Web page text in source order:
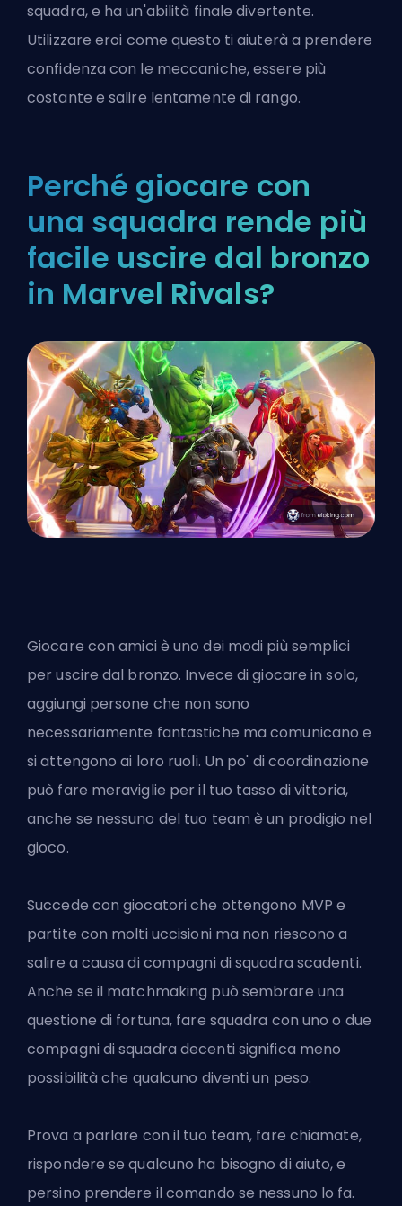
squadra, e ha un'abilità finale divertente.
Utilizzare eroi come questo ti aiuterà a prendere
confidenza con le meccaniche, essere più
costante e salire lentamente di rango.
Perché giocare con
una squadra rende più
facile uscire dal bronzo
in Marvel Rivals?
Giocare con amici è uno dei modi più semplici
per uscire dal bronzo. Invece di giocare in solo,
aggiungi persone che non sono
necessariamente fantastiche ma comunicano e
si attengono ai loro ruoli. Un po' di coordinazione
può fare meraviglie per il tuo tasso di vittoria,
anche se nessuno del tuo team è un prodigio nel
gioco.
Succede con giocatori che ottengono MVP e
partite con molti uccisioni ma non riescono a
salire a causa di compagni di squadra scadenti.
Anche se il matchmaking può sembrare una
questione di fortuna, fare squadra con uno o due
compagni di squadra decenti significa meno
possibilità che qualcuno diventi un peso.
Prova a parlare con il tuo team, fare chiamate,
rispondere se qualcuno ha bisogno di aiuto, e
persino prendere il comando se nessuno lo fa.